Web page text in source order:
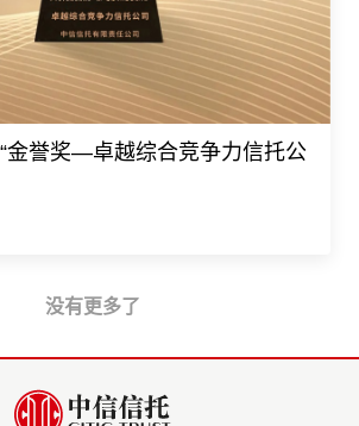
金誉奖—卓越综合竞争力信托公
没有更多了